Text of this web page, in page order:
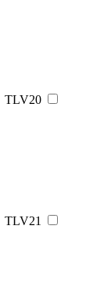
TLV20
TLV21